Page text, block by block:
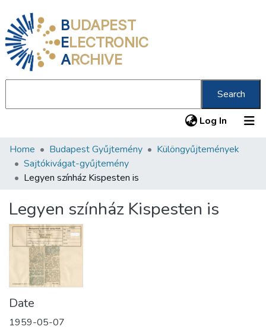
BUDAPEST
ELECTRONIC
ARCHIVE
Search
Log In (current)
Communities & Collections
All of DSpace
About us
Home Budapest Gyűjtemény
Különgyűjtemények
Sajtókivágat-gyűjtemény
Legyen színház Kispesten is
Legyen színház Kispesten is
Date
1959-05-07